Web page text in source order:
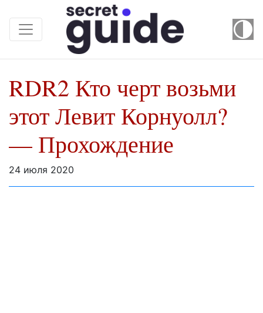
RDR2 Кто черт возьми
этот Левит Корнуолл?
— Прохождение
24 июля 2020